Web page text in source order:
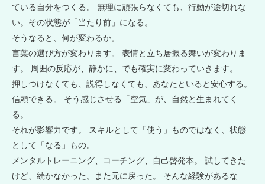
ている自分をつくる。 無理に頑張らなくても、行動が途切れな
い。その状態が「当たり前」になる。
そうなると、何が変わるか。
言葉の選び方が変わります。 表情と立ち居振る舞いが変わりま
す。 周囲の反応が、静かに、でも確実に変わっていきます。
押しつけなくても、説得しなくても、あなたといると安心する。
信頼できる。 そう感じさせる「空気」が、自然と生まれてく
る。
それが影響力です。 スキルとして「使う」ものではなく、状態
として「なる」もの。
メンタルトレーニング、コーチング、自己啓発本。 試してきた
けど、続かなかった。また元に戻った。 そんな経験があるな